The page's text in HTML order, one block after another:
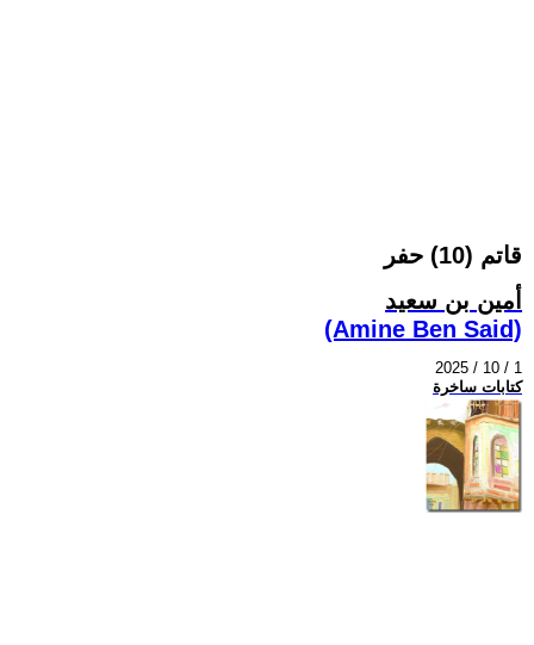
قاتم (10) حفر
أمين بن سعيد
(Amine Ben Said)
2025 / 10 / 1
كتابات ساخرة